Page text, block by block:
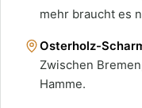
mehr braucht es
Osterholz-
Zwischen
Hamme.